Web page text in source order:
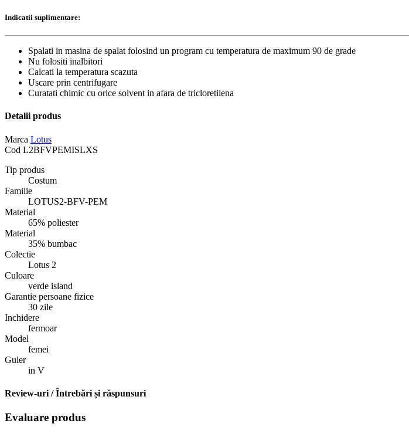
Indicatii suplimentare:
Spalati in masina de spalat folosind un program cu temperatura de maximum 90 de grade
Nu folositi inalbitori
Calcati la temperatura scazuta
Uscare prin centrifugare
Curatati chimic cu orice solvent in afara de tricloretilena
Detalii produs
Marca Lotus
Cod L2BFVPEMISLXS
Tip produs
Costum
Familie
LOTUS2-BFV-PEM
Material
65% poliester
Material
35% bumbac
Colectie
Lotus 2
Culoare
verde island
Garantie persoane fizice
30 zile
Inchidere
fermoar
Model
femei
Guler
in V
Review-uri / Întrebări și răspunsuri
Evaluare produs